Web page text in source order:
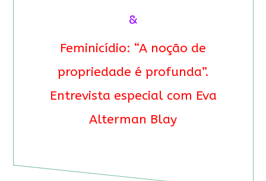
&
Feminicídio: “A noção de
propriedade é profunda”.
Entrevista especial com Eva
Alterman Blay